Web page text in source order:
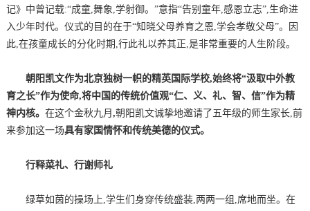
记》中曾记载:“成童,舞象,学射御。”意指“告别童年,感恩立志”,生命进
入少年时代。仪式的目的在于“知晓父母养育之恩,学会孝敬父母”。因
此,在孩童成长的分化时期,行此礼以养其正,是非常重要的人生阶段。
朝阳凯文作为北京独树一帜的精英国际学校,始终将“汲取中外教
育之长”作为使命,将中国的传统价值观“仁、义、礼、智、信”作为精
神内核。 在这个金秋九月 ,朝阳凯文诚挚地邀请了五年级的师生家长,前
来参加这一场具有家国情怀和传统美德的仪式。
行释菜礼、行谢师礼
绿草如茵的操场上,学生们身穿传统盛装,两两一组,席地而坐。在